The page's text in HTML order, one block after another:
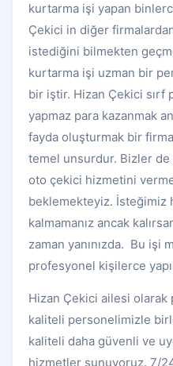
kurtarma işi yapan
Çekici in diğer
istediğini bilmekten
kurtarma işi uzman bir
bir iştir. Hizan Çekici sırf
yapmaz para kazanmak
fayda oluşturmak bir
temel unsurdur. Bizler
oto çekici hizmetini
beklemekteyiz. İsteğimiz
kalmamanız ancak
zaman yanınızda. Bu işi
profesyonel kişilerce
Hizan Çekici ailesi
kaliteli personelimizle
kaliteli daha güvenli ve
hizmetler sunuyoruz. 7/